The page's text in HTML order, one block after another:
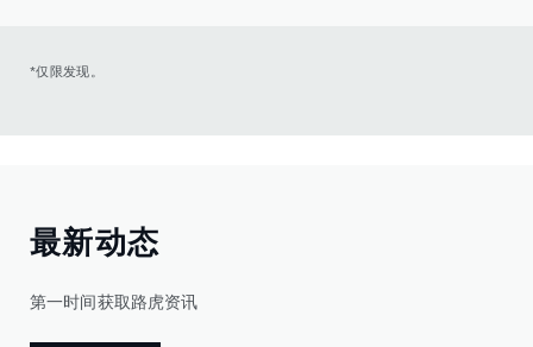
*仅限发现。
最新动态
第一时间获取路虎资讯